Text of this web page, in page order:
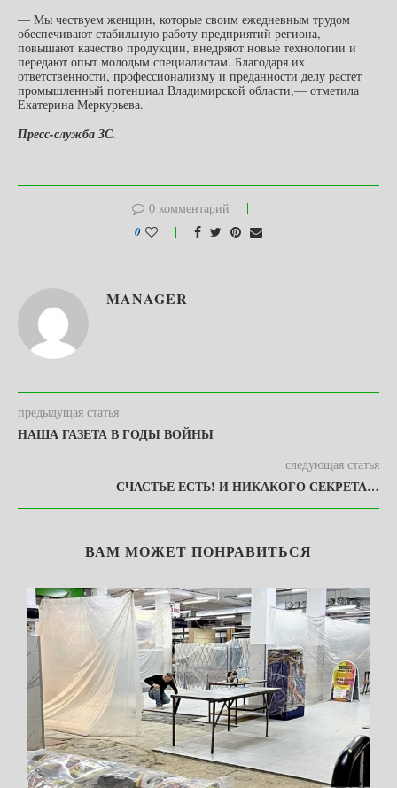
— Мы чествуем женщин, которые своим ежедневным трудом
обеспечивают стабильную работу предприятий региона,
повышают качество продукции, внедряют новые технологии и
передают опыт молодым специалистам. Благодаря их
ответственности, профессионализму и преданности делу растет
промышленный потенциал Владимирской области,— отметила
Екатерина Меркурьева.
Пресс-служба ЗС.
0 комментарий
0
MANAGER
предыдущая статья
НАША ГАЗЕТА В ГОДЫ ВОЙНЫ
следующая статья
СЧАСТЬЕ ЕСТЬ! И НИКАКОГО СЕКРЕТА…
ВАМ МОЖЕТ ПОНРАВИТЬСЯ